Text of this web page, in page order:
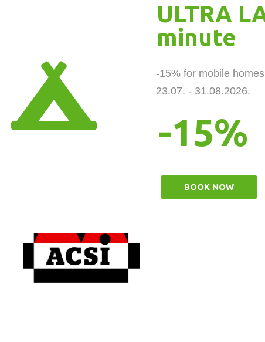
ULTRA
minute
-15% for mobile homes
23.07. - 31.08.2026.
-15%
BOOK NOW